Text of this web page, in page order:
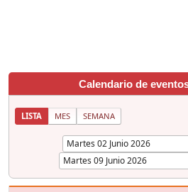
Calendario de
LISTA MES SEMANA